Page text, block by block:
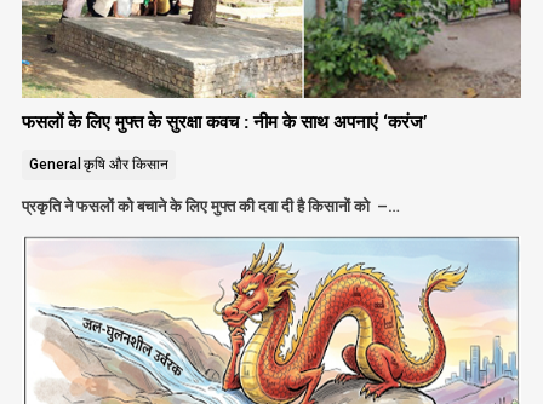
फसलों के लिए मुफ्त के सुरक्षा कवच : नीम के साथ अपनाएं ‘करंज’
General कृषि और किसान
प्रकृति ने फसलों को बचाने के लिए मुफ्त की दवा दी है किसानों को –…